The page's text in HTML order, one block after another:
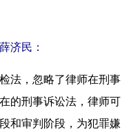
济民：
，忽略了律师在刑事
的刑事诉讼法，律师可
和审判阶段，为犯罪嫌